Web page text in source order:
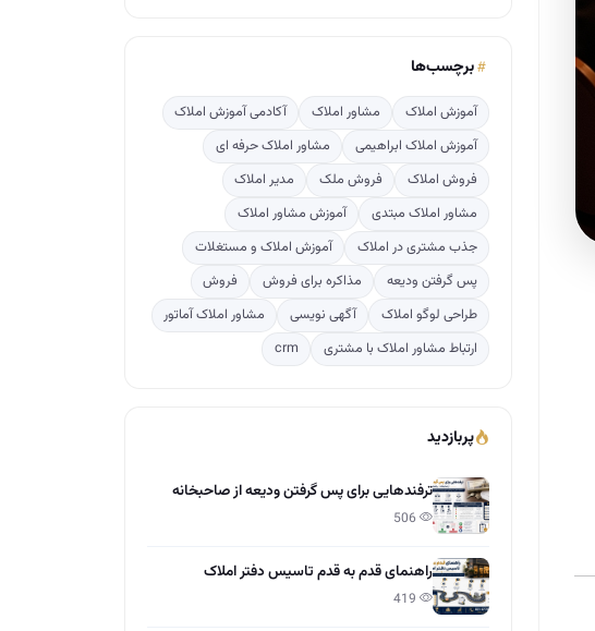
برچسب‌ها
آموزش املاک مشاور املاک
آکادمی آموزش املاک
آموزش املاک ابراهیمی
مشاور املاک حرفه ای
فروش املاک
فروش ملک
مدیر املاک
مشاور املاک مبتدی
آموزش مشاور املاک
جذب مشتری در املاک
آموزش املاک و مستغلات
پس گرفتن ودیعه
مذاکره برای فروش
فروش
طراحی لوگو املاک
آگهی نویسی
مشاور املاک آماتور
ارتباط مشاور املاک با مشتری
crm
پربازدید
ترفندهایی برای پس گرفتن ودیعه از صاحبخانه
راهنمای قدم به قدم تاسیس دفتر املاک